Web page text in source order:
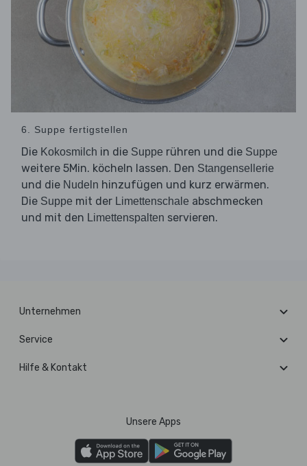
6. Suppe fertigstellen
Die Kokosmilch in die Suppe rühren und die Suppe
weitere 5Min. köcheln lassen. Den Stangensellerie
und die Nudeln hinzufügen und kurz erwärmen.
Die Suppe mit der Limettenschale abschmecken
und mit den Limettenspalten servieren.
Unternehmen
Service
Hilfe & Kontakt
Unsere Apps